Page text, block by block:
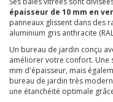
épaisseur de 10 mm en
panneaux glissent dans des
aluminium gris anthracite
Un bureau de jardin conçu
améliorer votre confort. Une
mm d'épaisseur, mais
bureau de jardin très
une étanchéité optimale